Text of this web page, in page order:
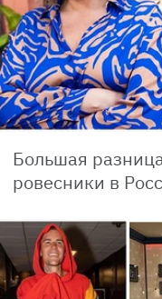
Большая
ровесники в